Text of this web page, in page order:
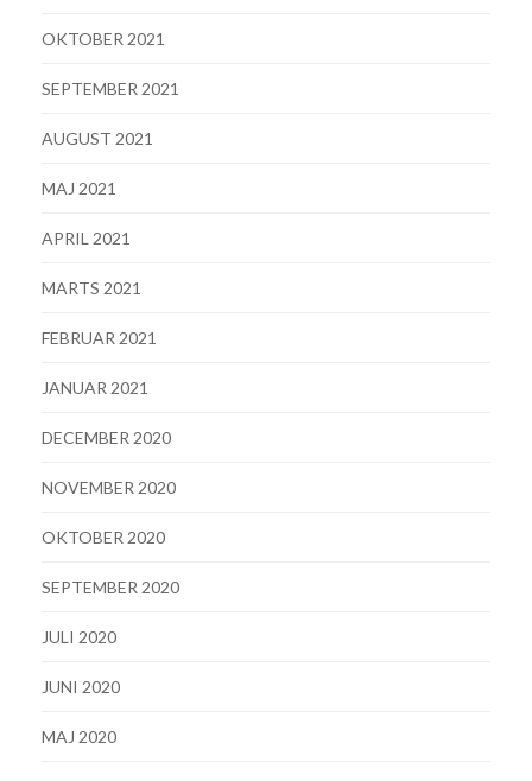
OKTOBER 2021
SEPTEMBER 2021
AUGUST 2021
MAJ 2021
APRIL 2021
MARTS 2021
FEBRUAR 2021
JANUAR 2021
DECEMBER 2020
NOVEMBER 2020
OKTOBER 2020
SEPTEMBER 2020
JULI 2020
JUNI 2020
MAJ 2020